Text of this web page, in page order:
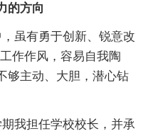
的方向
虽有勇于创新、锐意改
作作风，容易自我陶
够主动、大胆，潜心钻
我担任学校校长，并承